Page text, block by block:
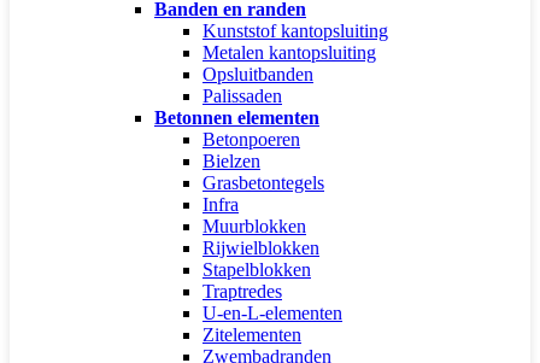
Banden en randen
Kunststof kantopsluiting
Metalen kantopsluiting
Opsluitbanden
Palissaden
Betonnen elementen
Betonpoeren
Bielzen
Grasbetontegels
Infra
Muurblokken
Rijwielblokken
Stapelblokken
Traptredes
U-en-L-elementen
Zitelementen
Zwembadranden